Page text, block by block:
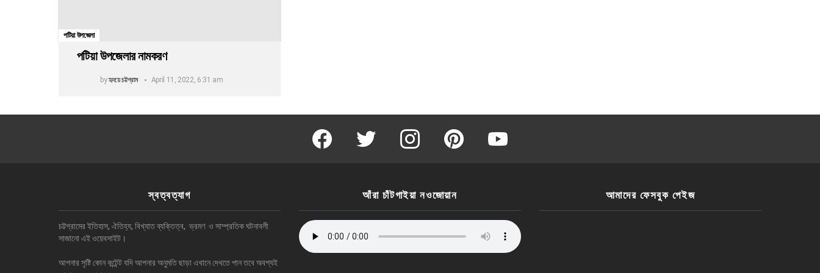
পটিয়া উপজেলা
পটিয়া উপজেলার নামকরণ
byহৃদয়ে চট্টগ্রাম April 11, 2022, 6:31 am
facebook twitter instagram pinterest youtube
স্বত্বত্যাগ
চট্টগ্রামের ইতিহাস, ঐতিহ্য, বিখ্যাত ব্যক্তিত্ব, ভ্রমণ ও সাম্প্রতিক ঘটনাবলী
সাজানো এই ওয়েবসাইট।
আপনার সৃষ্টি কোন কন্টেন্ট যদি আপনার অনুমতি ছাড়া এখানে দেখতে পান তবে অবশ্যই
আঁরা চাঁটগাইয়া নওজোয়ান আমাদের ফেসবুক পেইজ